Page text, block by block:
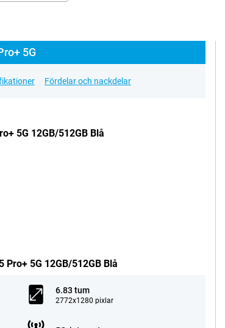
5G
Fördelar och nackdelar
5G 12GB/512GB Blå
5G 12GB/512GB Blå
6.83 tum
2772x1280 pixlar